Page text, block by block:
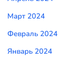
Март 2024
Февраль 2024
Январь 2024